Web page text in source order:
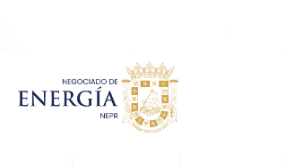
¿Tiene alguna pregunta? Comunícate